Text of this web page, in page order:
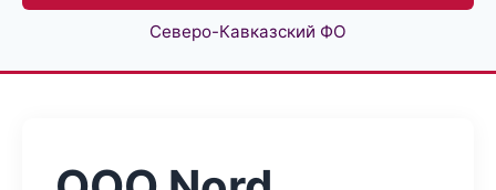
Северо-Кавказский ФО